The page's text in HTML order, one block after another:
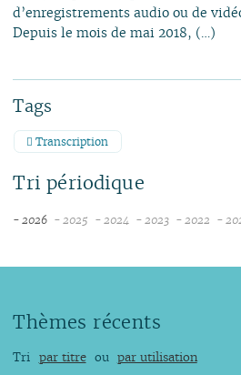
d’enregistrements audio ou de
Depuis le mois de mai 2018, (…)
Tags
Transcription
Tri périodique
- 2026
avril
février
- 2025
août
juin
- 2024
août
juin
- 2023
juin
- 2022 -
Thèmes récents
Tri par titre ou par utilisation